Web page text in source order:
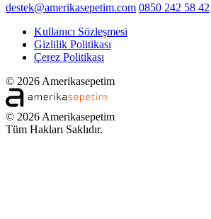
destek@amerikasepetim.com 0850 242 58 42
Kullanıcı Sözleşmesi
Gizlilik Politikası
Çerez Politikası
© 2026 Amerikasepetim
© 2026 Amerikasepetim
Tüm Hakları Saklıdır.